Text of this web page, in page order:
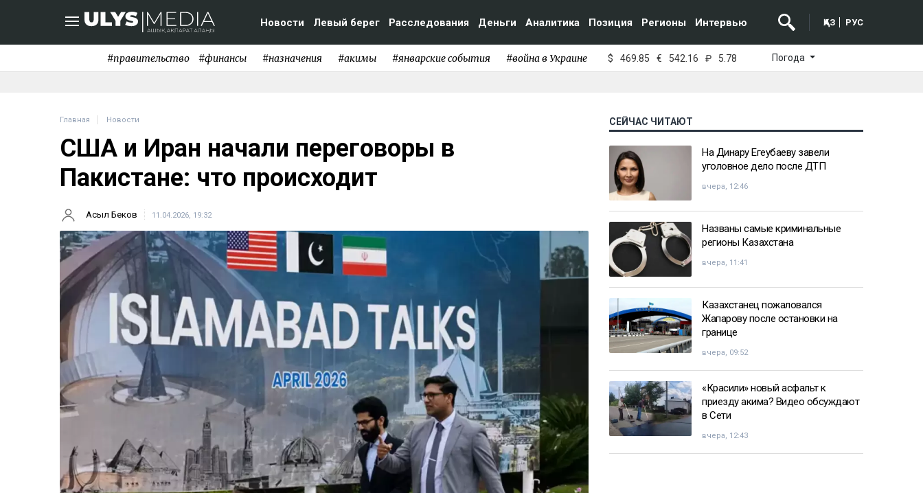
Новости Левый берег Расследования Деньги Аналитика Позиция Регионы Интервью ҚАЗ РУС
#правительство #финансы #назначения #акимы #январские события #война в Украине $ 469.85 € 542.16 ₽ 5.78 Погода
Главная Новости
США и Иран начали переговоры в
Пакистане: что происходит
Асыл Беков 11.04.2026, 19:32
СЕЙЧАС ЧИТАЮТ
На Динару Егеубаеву завели
уголовное дело после ДТП
вчера, 12:46
Названы самые криминальные
регионы Казахстана
вчера, 11:41
Казахстанец пожаловался
Жапарову после остановки на
границе
вчера, 09:52
«Красили» новый асфальт к
приезду акима? Видео обсуждают
в Сети
вчера, 12:43